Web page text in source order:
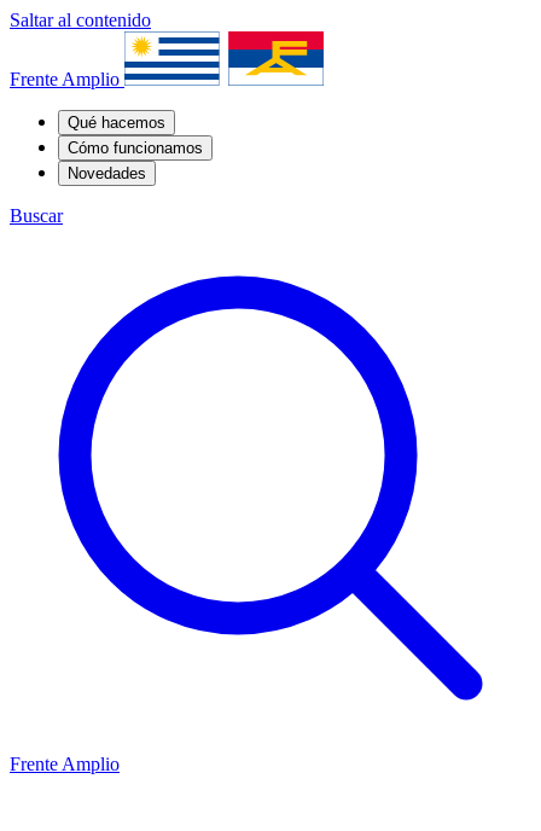
Saltar al contenido
Frente Amplio
Qué hacemos
Cómo funcionamos
Novedades
Buscar
Frente Amplio